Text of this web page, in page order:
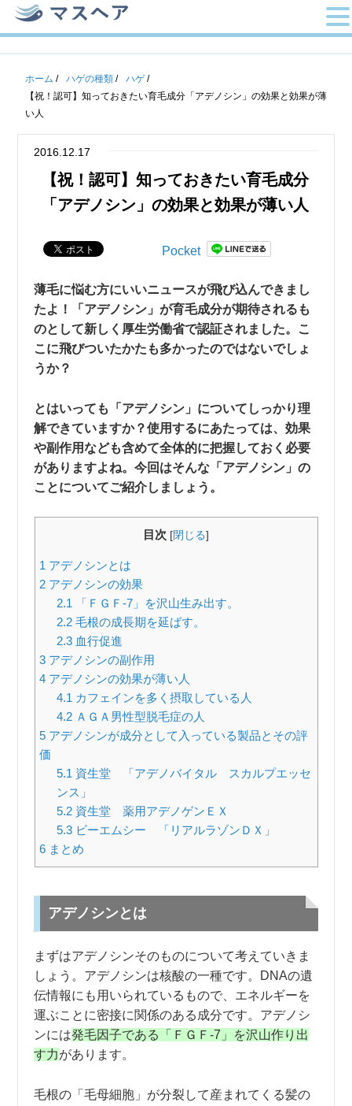
ホーム / ハゲの種類 / ハゲ/
【祝！認可】知っておきたい育毛成分「アデノシン」の効果と効果が薄
い人
2016.12.17
【祝！認可】知っておきたい育毛成分
「アデノシン」の効果と効果が薄い人
Pocket
薄毛に悩む方にいいニュースが飛び込んできまし
たよ！「アデノシン」が育毛成分が期待されるも
のとして新しく厚生労働省で認証されました。こ
こに飛びついたかたも多かったのではないでしょ
うか？
とはいっても「アデノシン」についてしっかり理
解できていますか？使用するにあたっては、効果
や副作用なども含めて全体的に把握しておく必要
がありますよね。今回はそんな「アデノシン」の
ことについてご紹介しましょう。
目次 [閉じる]
1 アデノシンとは
2アデノシンの効果
2.1 「ＦＧＦ-7」を沢山生み出す。
2.2 毛根の成長期を延ばす。
2.3 血行促進
3アデノシンの副作用
4アデノシンの効果が薄い人
4.1 カフェインを多く摂取している人
4.2 ＡＧＡ男性型脱毛症の人
5アデノシンが成分として入っている製品とその評
価
5.1 資生堂 「アデノバイタル スカルプエッセ
ンス」
5.2 資生堂 薬用アデノゲンＥＸ
5.3 ビーエムシー 「リアルラゾンＤＸ」
6まとめ
アデノシンとは
まずはアデノシンそのものについて考えていきま
しょう。アデノシンは核酸の一種です。DNAの遺
伝情報にも用いられているもので、エネルギーを
運ぶことに密接に関係のある成分です。アデノシ
ンには発毛因子である「ＦＧＦ-7」を沢山作り出
す力があります。
毛根の「毛母細胞」が分裂して産まれてくる髪の